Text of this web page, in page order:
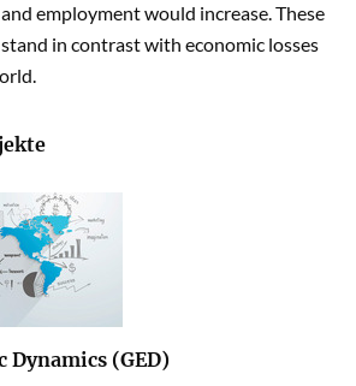
employment would increase. These
in contrast with economic losses
Dynamics (GED)